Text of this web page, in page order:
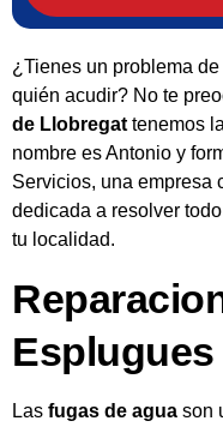
¿Tienes un problema
quién acudir? No te
de Llobregat tenemos
nombre es Antonio y
Servicios, una empresa
dedicada a resolver
tu localidad.
Las fugas de agua son